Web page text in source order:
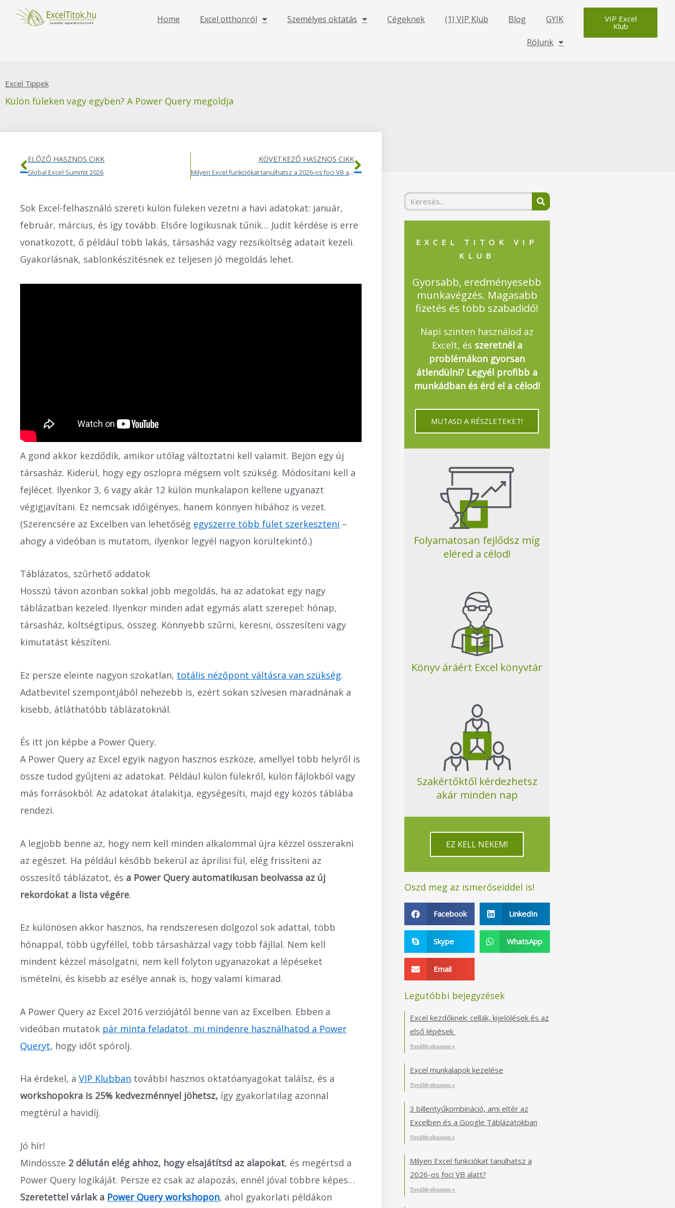
Home Excel otthonról Személyes oktatás Cégeknek (1) VIP Klub Blog GYIK
Rólunk
VIP Excel
Klub
Excel Tippek
Külön füleken vagy egyben? A Power Query megoldja
Előző
ELŐZŐ HASZNOS CIKK
Global Excel Summit 2026
KÖVETKEZŐ HASZNOS CIKK
Milyen Excel funkciókat tanulhatsz a 2026-os foci VB alatt?
Következő
Sok Excel-felhasználó szereti külön füleken vezetni a havi adatokat: január,
február, március, és így tovább. Elsőre logikusnak tűnik… Judit kérdése is erre
vonatkozott, ő például több lakás, társasház vagy rezsiköltség adatait kezeli.
Gyakorlásnak, sablonkészítésnek ez teljesen jó megoldás lehet.
A gond akkor kezdődik, amikor utólag változtatni kell valamit. Bejön egy új
társasház. Kiderül, hogy egy oszlopra mégsem volt szükség. Módosítani kell a
fejlécet. Ilyenkor 3, 6 vagy akár 12 külön munkalapon kellene ugyanazt
végigjavítani. Ez nemcsak időigényes, hanem könnyen hibához is vezet.
(Szerencsére az Excelben van lehetőség egyszerre több fület szerkeszteni –
ahogy a videóban is mutatom, ilyenkor legyél nagyon körültekintő.)
Táblázatos, szűrhető addatok
Hosszú távon azonban sokkal jobb megoldás, ha az adatokat egy nagy
táblázatban kezeled. Ilyenkor minden adat egymás alatt szerepel: hónap,
társasház, költségtípus, összeg. Könnyebb szűrni, keresni, összesíteni vagy
kimutatást készíteni.
Ez persze eleinte nagyon szokatlan, totális nézőpont váltásra van szükség.
Adatbevitel szempontjából nehezebb is, ezért sokan szívesen maradnának a
kisebb, átláthatóbb táblázatoknál.
És itt jön képbe a Power Query.
A Power Query az Excel egyik nagyon hasznos eszköze, amellyel több helyről is
össze tudod gyűjteni az adatokat. Például külön fülekről, külön fájlokból vagy
más forrásokból. Az adatokat átalakítja, egységesíti, majd egy közös táblába
rendezi.
A legjobb benne az, hogy nem kell minden alkalommal újra kézzel összerakni
az egészet. Ha például később bekerül az áprilisi fül, elég frissíteni az
összesítő táblázatot, és a Power Query automatikusan beolvassa az új
rekordokat a lista végére.
Ez különösen akkor hasznos, ha rendszeresen dolgozol sok adattal, több
hónappal, több ügyféllel, több társasházzal vagy több fájllal. Nem kell
mindent kézzel másolgatni, nem kell folyton ugyanazokat a lépéseket
ismételni, és kisebb az esélye annak is, hogy valami kimarad.
A Power Query az Excel 2016 verziójától benne van az Excelben. Ebben a
videóban mutatok pár minta feladatot, mi mindenre használhatod a Power
Queryt, hogy időt spórolj.
Ha érdekel, a VIP Klubban további hasznos oktatóanyagokat találsz, és a
workshopokra is 25% kedvezménnyel jöhetsz, így gyakorlatilag azonnal
megtérül a havidíj.
Jó hír!
Mindössze 2 délután elég ahhoz, hogy elsajátítsd az alapokat, és megértsd a
Power Query logikáját. Persze ez csak az alapozás, ennél jóval többre képes…
Szeretettel várlak a Power Query workshopon, ahol gyakorlati példákon
Keresés
EXCEL TITOK VIP
KLUB
Gyorsabb, eredményesebb
munkavégzés. Magasabb
fizetés és több szabadidő!
Napi szinten használod az
Excelt, és szeretnél a
problémákon gyorsan
átlendülni? Legyél profibb a
munkádban és érd el a célod!
MUTASD A RÉSZLETEKET!
Folyamatosan fejlődsz míg
eléred a célod!
Könyv áráért Excel könyvtár
Szakértőktől kérdezhetsz
akár minden nap
EZ KELL NEKEM!
Oszd meg az ismerőseiddel is!
Facebook LinkedIn
Skype WhatsApp
Email
Legutóbbi bejegyzések
Excel kezdőknek: cellák, kijelölések és az
első lépések
Tovább olvasom »
Excel munkalapok kezelése
Tovább olvasom »
3 billentyűkombináció, ami eltér az
Excelben és a Google Táblázatokban
Tovább olvasom »
Milyen Excel funkciókat tanulhatsz a
2026-os foci VB alatt?
Tovább olvasom »